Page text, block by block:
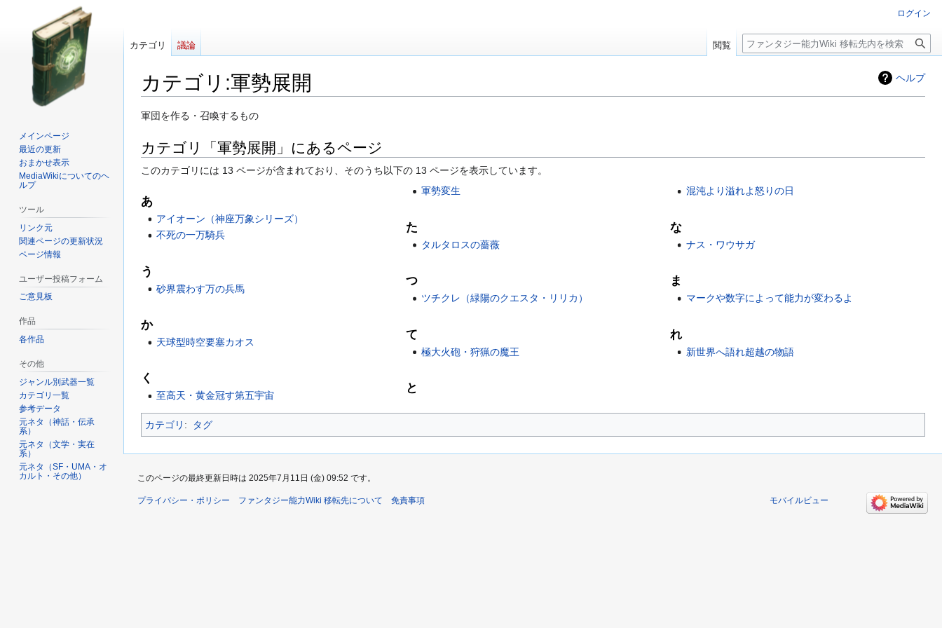
ヘルプ
カテゴリ :軍勢展開
ナ
ゲ
ー
シ
ン
に
移
検
に
移
動
軍団を作る・召喚するもの
カテゴリ「軍勢展開」にあるページ
このカテゴリには 13 ページが含まれており、そのうち以下の 13 ページを表示しています。
あ
アイオーン（神座万象シリーズ）
不死の一万騎兵
う
砂界震わす万の兵馬
か
天球型時空要塞カオス
く
至高天・黄金冠す第五宇宙
軍勢変生
た
タルタロスの薔薇
つ
ツチクレ（緑陽のクエスタ・リリカ）
て
極大火砲・狩猟の魔王
と
混沌より溢れよ怒りの日
な
ナス・ワウサガ
ま
マークや数字によって能力が変わるよ
れ
新世界へ語れ超越の物語
カテゴリ : タグ
ログイン
カテゴリ 議論 閲覧
検
メインページ
最近の更新
おまかせ表示
MediaWikiについてのヘ
ルプ
ツール
リンク元
関連ページの更新状況
ページ情報
ユーザー投稿フォーム
ご意見板
作品
各作品
その他
ジャンル別武器一覧
カテゴリ一覧
参考データ
元ネタ（神話・伝承
系）
元ネタ（文学・実在
系）
元ネタ（SF・UMA・オ
カルト・その他）
このページの最終更新日時は 2025年7月11日 (金) 09:52 です。
プライバシー・ポリシー ファンタジー能力Wiki 移転先について 免責事項 モバイルビュー